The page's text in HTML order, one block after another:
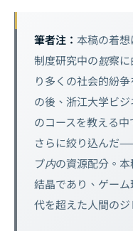
筆者注： 本稿の着
制度研究中の観察
り多くの社会的紛
の後、浙江大学ビ
のコースを教える
さらに絞り込んだ
プ内の資源配分。
結晶であり、ゲー
代を超えた人間の